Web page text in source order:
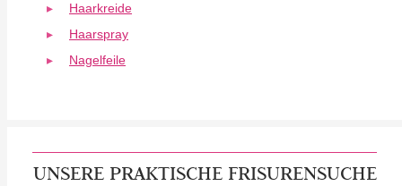
Haarkreide
Haarspray
Nagelfeile
UNSERE PRAKTISCHE FRISURENSUCHE